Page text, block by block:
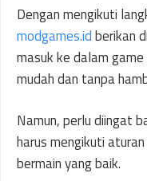
Dengan mengikuti
modgames.idberikan
masuk ke dalam
mudah dan tanpa
Namun, perlu diingat
harus mengikuti
bermain yang baik.